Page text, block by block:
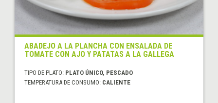
ABADEJO A LA PLANCHA CON ENSALADA DE
TOMATE CON AJO Y PATATAS A LA GALLEGA
TIPO DE PLATO: PLATO ÚNICO, PESCADO
TEMPERATURA DE CONSUMO: CALIENTE